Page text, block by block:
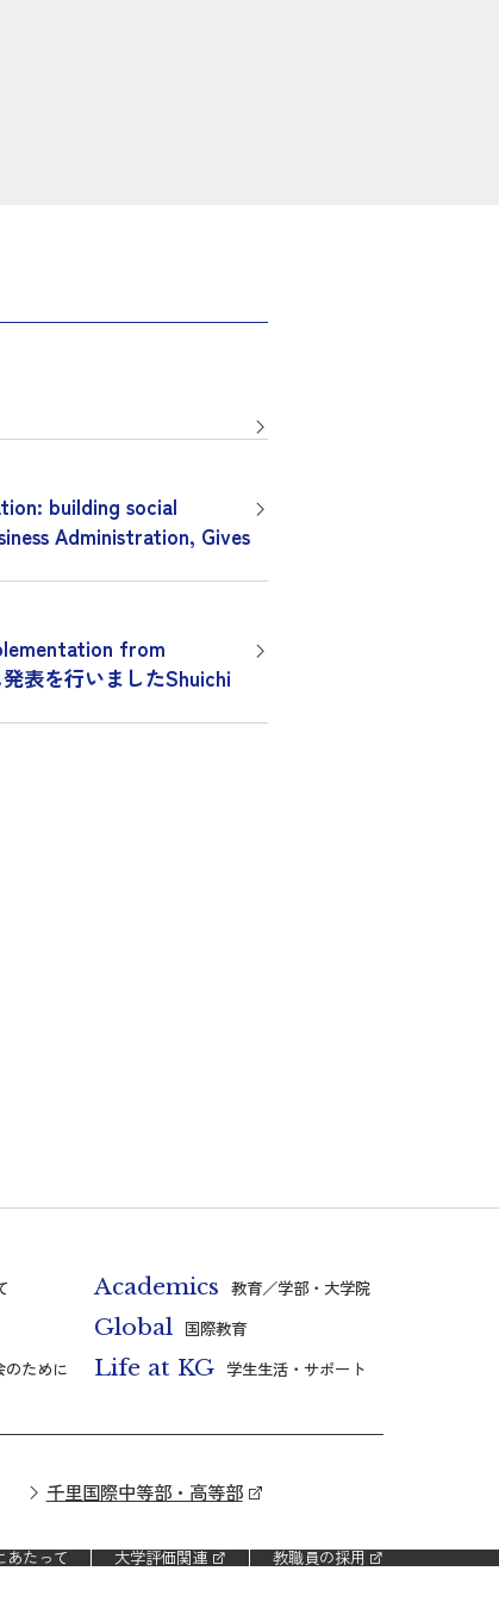
building social
Administration, Gives
from
表を行いましたShuichi
Academics 教育／学部・大学院
Global 国際教育
のために Life at KG 学生生活・サポート
千里国際中等部・高等部
あたって 大学評価関連 教職員の採用